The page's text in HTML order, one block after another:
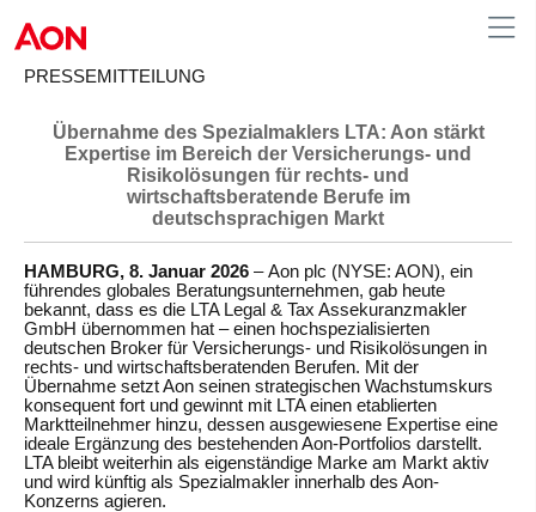
Germany
PRESSEMITTEILUNG
Übernahme des Spezialmaklers LTA: Aon stärkt
Expertise im Bereich der Versicherungs- und
Risikolösungen für rechts- und
wirtschaftsberatende Berufe im
deutschsprachigen Markt
HAMBURG, 8. Januar 2026 – Aon plc (NYSE: AON), ein
führendes globales Beratungsunternehmen, gab heute
bekannt, dass es die LTA Legal & Tax Assekuranzmakler
GmbH übernommen hat – einen hochspezialisierten
deutschen Broker für Versicherungs- und Risikolösungen in
rechts- und wirtschaftsberatenden Berufen. Mit der
Übernahme setzt Aon seinen strategischen Wachstumskurs
konsequent fort und gewinnt mit LTA einen etablierten
Marktteilnehmer hinzu, dessen ausgewiesene Expertise eine
ideale Ergänzung des bestehenden Aon-Portfolios darstellt.
LTA bleibt weiterhin als eigenständige Marke am Markt aktiv
und wird künftig als Spezialmakler innerhalb des Aon-
Konzerns agieren.